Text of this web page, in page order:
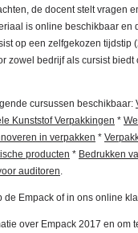
de docent stelt vragen
is online beschikbaar en
op een zelfgekozen tijdstip
zowel bedrijf als cursist
cursussen beschikbaar:
Kunststof Verpakkingen *
in verpakken *
producten * Bedrukken
auditoren.
de Empack of in ons online
over Empack 2017 en om